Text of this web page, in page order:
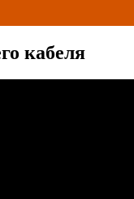
кабеля